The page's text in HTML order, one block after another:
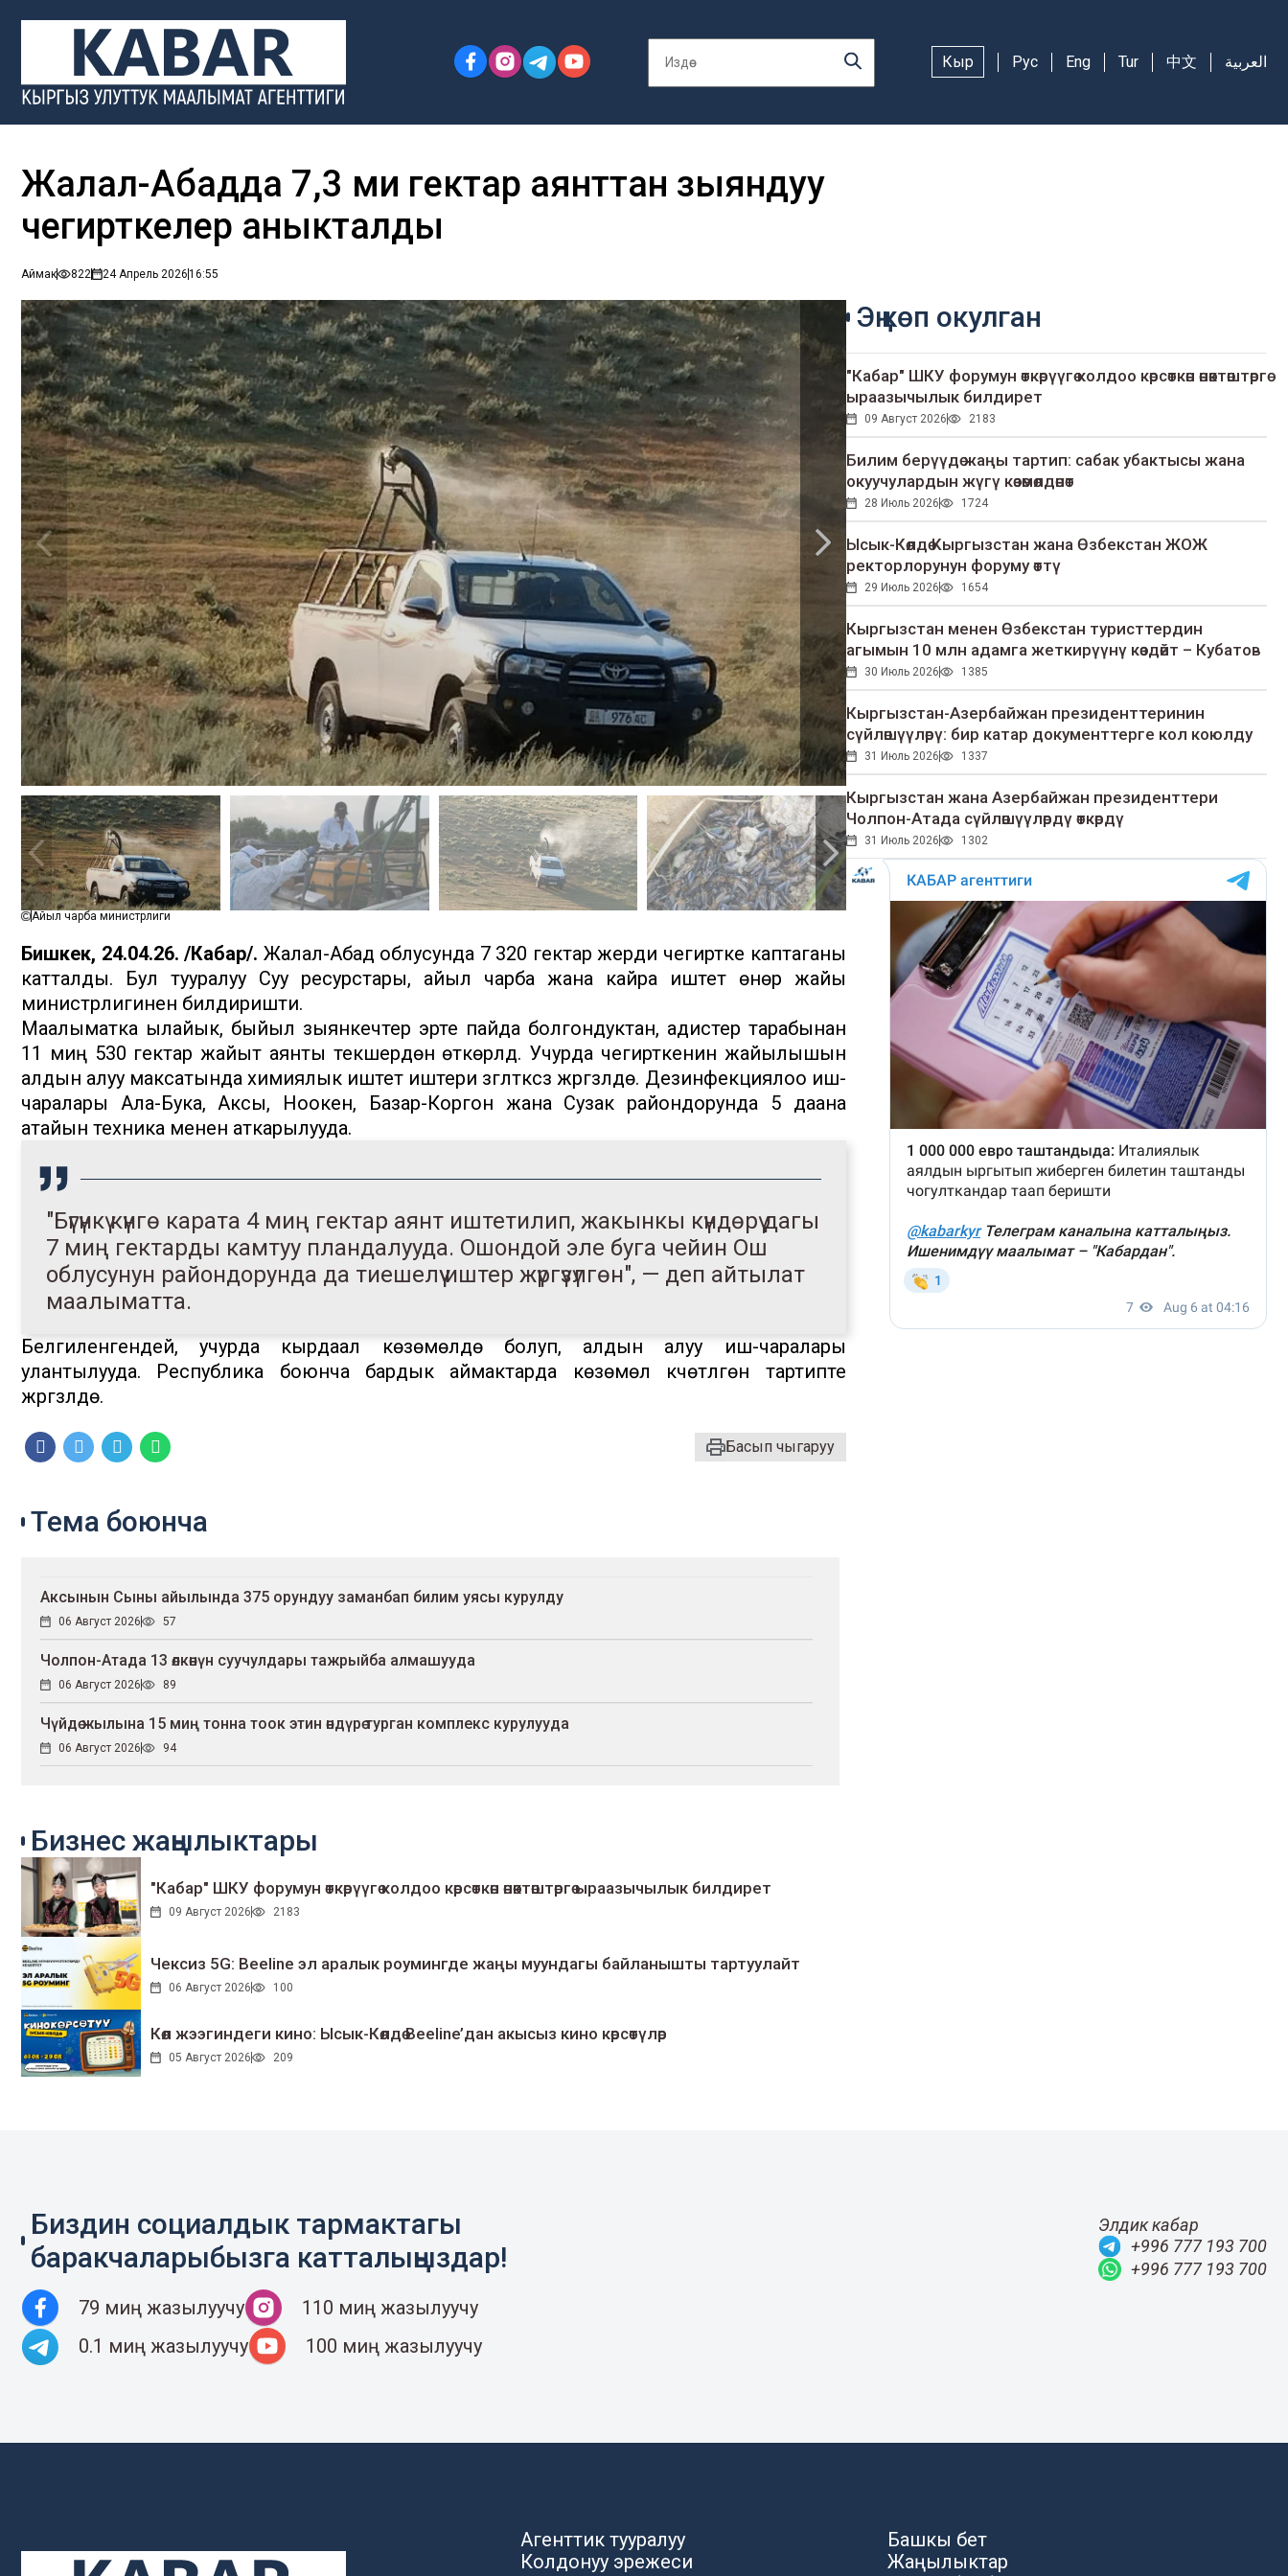
Кыр Рус Eng Tur 中文 العربية
Жалал-Абадда 7,3 миң гектар аянттан зыяндуу
чегирткелер аныкталды
Аймак 822 24 Апрель 202616:55
Айыл чарба министрлиги
Бишкек, 24.04.26. /Кабар/. Жалал-Абад облусунда 7 320 гектар жерди чегиртке каптаганы
катталды. Бул тууралуу Суу ресурстары, айыл чарба жана кайра иштетүү өнөр жайы
министрлигинен билдиришти.
Маалыматка ылайык, быйыл зыянкечтер эрте пайда болгондуктан, адистер тарабынан
11 миң 530 гектар жайыт аянты текшерүүдөн өткөрүлдү. Учурда чегирткенин жайылышын
алдын алуу максатында химиялык иштетүү иштери үзгүлтүксүз жүргүзүлүүдө. Дезинфекциялоо иш-
чаралары Ала-Бука, Аксы, Ноокен, Базар-Коргон жана Сузак райондорунда 5 даана
атайын техника менен аткарылууда.
"Бүгүнкү күнгө карата 4 миң гектар аянт иштетилип, жакынкы күндөрү дагы
7 миң гектарды камтуу пландалууда. Ошондой эле буга чейин Ош
облусунун райондорунда да тиешелүү иштер жүргүзүлгөн", — деп айтылат
маалыматта.
Белгиленгендей, учурда кырдаал көзөмөлдө болуп, алдын алуу иш-чаралары
улантылууда. Республика боюнча бардык аймактарда көзөмөл күчөтүлгөн тартипте
жүргүзүлүүдө.
Басып чыгаруу
Эң көп окулган
"Кабар" ШКУ форумун өткөрүүгө колдоо көрсөткөн өнөктөштөргө
ыраазычылык билдирет
09 Август 2026 2183
Билим берүүдө жаңы тартип: сабак убактысы жана
окуучулардын жүгү көзөмөлдөнөт
28 Июль 2026 1724
Ысык-Көлдө Кыргызстан жана Өзбекстан ЖОЖ
ректорлорунун форуму өттү
29 Июль 2026 1654
Кыргызстан менен Өзбекстан туристтердин
агымын 10 млн адамга жеткирүүнү көздөйт – Кубатов
30 Июль 2026 1385
Кыргызстан-Азербайжан президенттеринин
сүйлөшүүлөрү: бир катар документтерге кол коюлду
31 Июль 2026 1337
Кыргызстан жана Азербайжан президенттери
Чолпон-Атада сүйлөшүүлөрдү өткөрдү
31 Июль 2026 1302
Тема боюнча
Аксынын Сыны айылында 375 орундуу заманбап билим уясы курулду
06 Август 2026 57
Чолпон-Атада 13 өлкөнүн суучулдары тажрыйба алмашууда
06 Август 2026 89
Чүйдө жылына 15 миң тонна тоок этин өндүрө турган комплекс курулууда
06 Август 2026 94
Бизнес жаңылыктары
"Кабар" ШКУ форумун өткөрүүгө колдоо көрсөткөн өнөктөштөргө ыраазычылык билдирет
09 Август 2026 2183
Чексиз 5G: Beeline эл аралык роумингде жаңы муундагы байланышты тартуулайт
06 Август 2026 100
Көл жээгиндеги кино: Ысык-Көлдө Beeline’дан акысыз кино көрсөтүлөр
05 Август 2026 209
Биздин социалдык тармактагы
баракчаларыбызга катталыңыздар!
79 миң жазылуучу
110 миң жазылуучу
0.1 миң жазылуучу
100 миң жазылуучу
Элдик кабар
+996 777 193 700
+996 777 193 700
Агенттик тууралуу
Колдонуу эрежеси
Башкы бет
Жаңылыктар